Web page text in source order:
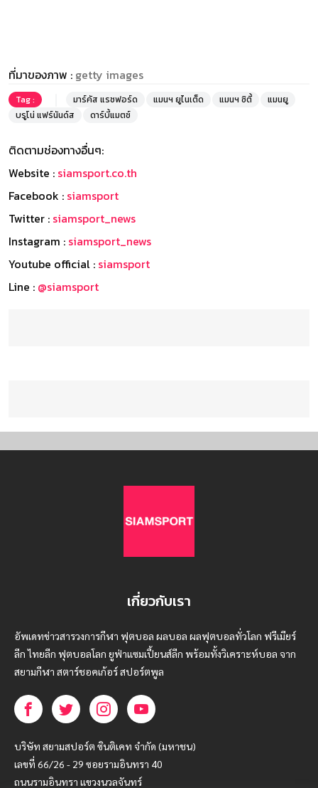
ที่มาของภาพ : getty images
Tag : มาร์คัส แรชฟอร์ด แมนฯ ยูไนเต็ด แมนฯ ซิตี้
แมนยู
บรูโน่ แฟร์นันด์ส
ดาร์บี้แมตช์
ติดตามช่องทางอื่นๆ:
Website : siamsport.co.th
Facebook : siamsport
Twitter : siamsport_news
Instagram : siamsport_news
Youtube official : siamsport
Line : @siamsport
เกี่ยวกับเรา
อัพเดทข่าวสารวงการกีฬา ฟุตบอล ผลบอล ผลฟุตบอลทั่วโลก ฟรีเมียร์
ลีก ไทยลีก ฟุตบอลโลก ยูฟ่าแซมเปี้ยนส์ลีก พร้อมทั้งวิเคราะห์บอล จาก
สยามกีฬา สตาร์ชอคเก้อร์ สปอร์ตพูล
บริษัท สยามสปอร์ต ซินติเคท จำกัด (มหาชน)
เลขที่ 66/26 - 29 ซอยรามอินทรา 40
ถนนรามอินทรา แขวงนวลจันทร์